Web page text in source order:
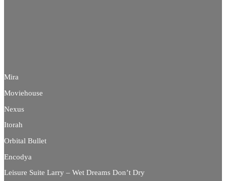
Mira
Moviehouse
Nexus
Itorah
Orbital Bullet
Encodya
Leisure Suite Larry – Wet Dreams Don’t Dry